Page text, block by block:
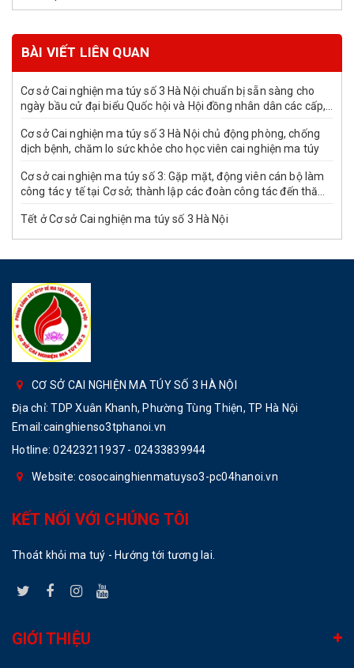
BÀI VIẾT LIÊN QUAN
Cơ sở Cai nghiện ma túy số 3 Hà Nội chuẩn bị sẵn sàng cho
ngày bầu cử đại biểu Quốc hội và Hội đồng nhân dân các cấp,
Cơ sở Cai nghiện ma túy số 3 Hà Nội chủ động phòng, chống
dịch bệnh, chăm lo sức khỏe cho học viên cai nghiện ma túy
Cơ sở cai nghiện ma túy số 3: Gặp mặt, động viên cán bộ làm
công tác y tế tại Cơ sở; thành lập các đoàn công tác đến thăm,
ngày Thầy thuốc Việt Nam (27/02/1955 -27/02/2026)
Tết ở Cơ sở Cai nghiện ma túy số 3 Hà Nội
CƠ SỞ CAI NGHIỆN MA TÚY SỐ 3 HÀ NỘI
Địa chỉ: TDP Xuân Khanh, Phường Tùng Thiện, TP Hà Nội
Email:cainghienso3tphanoi.vn
Hotline:02423211937 - 02433839944
Website: cosocainghienmatuyso3-pc04hanoi.vn
KẾT NỐI VỚI CHÚNG TÔI
Thoát khỏi ma tuý - Hướng tới tương lai.
GIỚI THIỆU